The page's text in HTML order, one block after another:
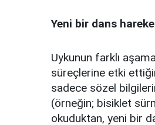
Yeni bir dans
Uykunun farklı
süreçlerine etki
sadece sözel
(örneğin; bisiklet
okuduktan, yeni bir